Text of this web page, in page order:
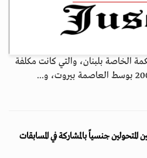
الخاصة بلبنان، والتي كانت مكلفة
المتحولين جنسياً بالمشاركة في المسابقات